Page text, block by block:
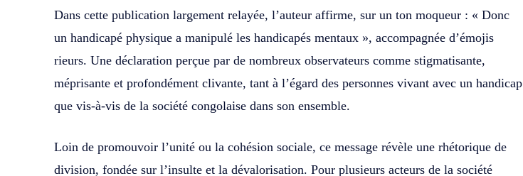
Dans cette publication largement relayée, l’auteur affirme, sur un ton moqueur : « Donc
un handicapé physique a manipulé les handicapés mentaux », accompagnée d’émojis
rieurs. Une déclaration perçue par de nombreux observateurs comme stigmatisante,
méprisante et profondément clivante, tant à l’égard des personnes vivant avec un handicap
que vis-à-vis de la société congolaise dans son ensemble.
Loin de promouvoir l’unité ou la cohésion sociale, ce message révèle une rhétorique de
division, fondée sur l’insulte et la dévalorisation. Pour plusieurs acteurs de la société